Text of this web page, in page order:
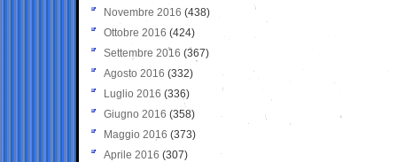
Novembre 2016 (438)
Ottobre 2016 (424)
Settembre 2016 (367)
Agosto 2016 (332)
Luglio 2016 (336)
Giugno 2016 (358)
Maggio 2016 (373)
Aprile 2016 (307)